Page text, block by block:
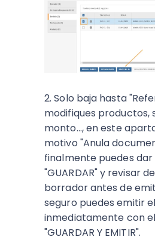
2. Solo baja hasta
modifiques productos,
monto..., en este
motivo "Anula
finalmente puedes
"GUARDAR" y revisar
borrador antes de
seguro puedes emitir
inmediatamente con
"GUARDAR Y EMITIR".